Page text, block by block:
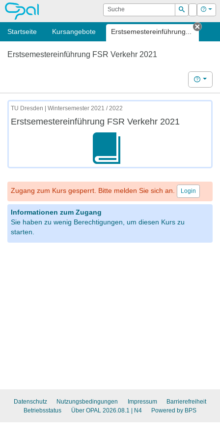
OPAL Suche
Suchen
Login Hilfe
Startseite Kursangebote Erstsemestereinführung...
Tab
Erstsemestereinführung FSR Verkehr 2021
Hilfe
TU Dresden | Wintersemester 2021 / 2022
Erstsemestereinführung FSR Verkehr 2021
Zugang zum Kurs gesperrt. Bitte melden Sie sich an. Login
Informationen zum Zugang
Sie haben zu wenig Berechtigungen, um diesen Kurs zu
starten.
Datenschutz Nutzungsbedingungen Impressum
Barrierefreiheit
Betriebsstatus
Über OPAL 2026.08.1 | N4 Powered by BPS